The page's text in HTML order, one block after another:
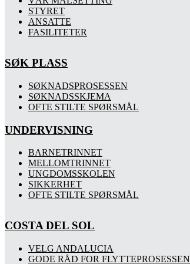
STYRET
ANSATTE
FASILITETER
SØK PLASS
SØKNADSPROSESSEN
SØKNADSSKJEMA
OFTE STILTE SPØRSMÅL
UNDERVISNING
BARNETRINNET
MELLOMTRINNET
UNGDOMSSKOLEN
SIKKERHET
OFTE STILTE SPØRSMÅL
COSTA DEL SOL
VELG ANDALUCIA
GODE RÅD FOR FLYTTEPROSESSEN